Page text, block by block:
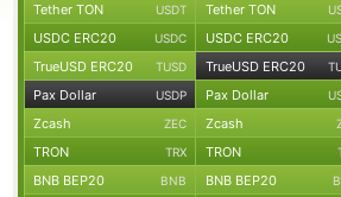
Tether TON USDT Tether TON
USDC ERC20 USDC USDC ERC20
TrueUSD ERC20 TUSD TrueUSD ERC20
Pax Dollar USDP Pax Dollar
Zcash ZEC Zcash
TRON TRX TRON
BNB BEP20 BNB BNB BEP20